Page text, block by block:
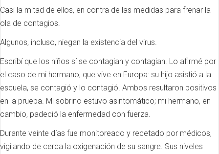
Casi la mitad de ellos, en contra de las medidas para frenar la
ola de contagios.
Algunos, incluso, niegan la existencia del virus.
Escribí que los niños sí se contagian y contagian. Lo afirmé por
el caso de mi hermano, que vive en Europa: su hijo asistió a la
escuela, se contagió y lo contagió. Ambos resultaron positivos
en la prueba. Mi sobrino estuvo asintomático; mi hermano, en
cambio, padeció la enfermedad con fuerza.
Durante veinte días fue monitoreado y recetado por médicos,
vigilando de cerca la oxigenación de su sangre. Sus niveles